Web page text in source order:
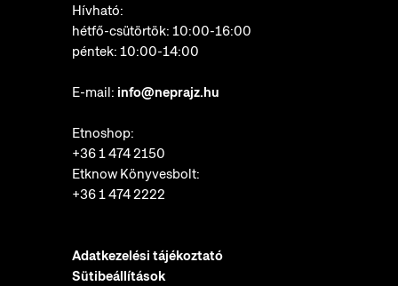
Hívható:
hétfő-csütörtök: 10:00-16:00
péntek: 10:00-14:00
E-mail: info@neprajz.hu
Etnoshop:
+36 1 474 2150
Etknow Könyvesbolt:
+36 1 474 2222
Adatkezelési tájékoztató
Sütibeállítások